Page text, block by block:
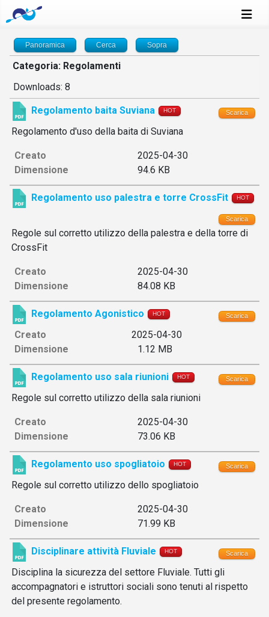
Panoramica Cerca Sopra
Categoria: Regolamenti
Downloads: 8
Regolamento baita Suviana HOT Scarica
Regolamento d'uso della baita di Suviana
Creato
2025-04-30
Dimensione
94.6 KB
Regolamento uso palestra e torre CrossFit HOT
Scarica
Regole sul corretto utilizzo della palestra e della torre di
CrossFit
Creato
2025-04-30
Dimensione
84.08 KB
Regolamento Agonistico HOT Scarica
Creato
2025-04-30
Dimensione
1.12 MB
Regolamento uso sala riunioni HOT Scarica
Regole sul corretto utilizzo della sala riunioni
Creato
2025-04-30
Dimensione
73.06 KB
Regolamento uso spogliatoio HOT Scarica
Regole sul corretto utilizzo dello spogliatoio
Creato
2025-04-30
Dimensione
71.99 KB
Disciplinare attività Fluviale HOT Scarica
Disciplina la sicurezza del settore Fluviale. Tutti gli
accompagnatori e istruttori sociali sono tenuti al rispetto
del presente regolamento.